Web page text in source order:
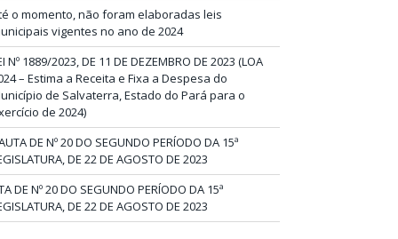
o momento, não foram elaboradas leis
vigentes no ano de 2024
Nº 1889/2023, DE 11 DE DEZEMBRO DE 2023 (LOA
– Estima a Receita e Fixa a Despesa do
de Salvaterra, Estado do Pará para o
de 2024)
DE Nº 20 DO SEGUNDO PERÍODO DA 15ª
DE 22 DE AGOSTO DE 2023
DE Nº 20 DO SEGUNDO PERÍODO DA 15ª
DE 22 DE AGOSTO DE 2023